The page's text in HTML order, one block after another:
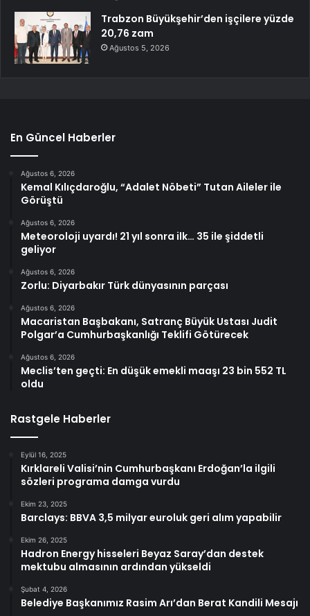
Trabzon Büyükşehir’den işçilere yüzde
20,76 zam
Ağustos 5, 2026
En Güncel Haberler
Ağustos 6, 2026
Kemal Kılıçdaroğlu, “Adalet Nöbeti” Tutan Aileler ile
Görüştü
Ağustos 6, 2026
Meteoroloji uyardı! 21 yıl sonra ilk… 35 ile şiddetli
geliyor
Ağustos 6, 2026
Zorlu: Diyarbakır Türk dünyasının parçası
Ağustos 6, 2026
Macaristan Başbakanı, Satranç Büyük Ustası Judit
Polgar’a Cumhurbaşkanlığı Teklifi Götürecek
Ağustos 6, 2026
Meclis’ten geçti: En düşük emekli maaşı 23 bin 552 TL
oldu
Rastgele Haberler
Eylül 16, 2025
Kırklareli Valisi’nin Cumhurbaşkanı Erdoğan’la ilgili
sözleri programa damga vurdu
Ekim 23, 2025
Barclays: BBVA 3,5 milyar euroluk geri alım yapabilir
Ekim 26, 2025
Hadron Energy hisseleri Beyaz Saray’dan destek
mektubu almasının ardından yükseldi
Şubat 4, 2026
Belediye Başkanımız Rasim Arı’dan Berat Kandili Mesajı